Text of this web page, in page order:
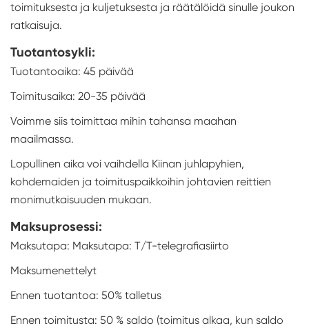
toimituksesta ja kuljetuksesta ja räätälöidä sinulle joukon
ratkaisuja.
Tuotantosykli:
Tuotantoaika: 45 päivää
Toimitusaika: 20-35 päivää
Voimme siis toimittaa mihin tahansa maahan
maailmassa.
Lopullinen aika voi vaihdella Kiinan juhlapyhien,
kohdemaiden ja toimituspaikkoihin johtavien reittien
monimutkaisuuden mukaan.
Maksuprosessi:
Maksutapa: Maksutapa: T/T-telegrafiasiirto
Maksumenettelyt
Ennen tuotantoa: 50% talletus
Ennen toimitusta: 50 % saldo (toimitus alkaa, kun saldo